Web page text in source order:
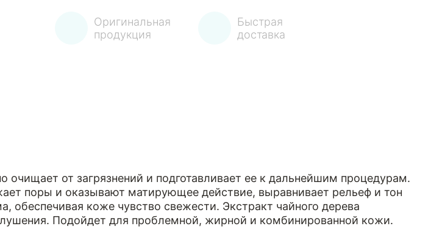
Оригинальная
продукция
Быстрая
доставка
от загрязнений и подготавливает ее к дальнейшим процедурам.
поры и оказывают матирующее действие, выравнивает рельеф и тон
коже чувство свежести. Экстракт чайного дерева
Подойдет для проблемной, жирной и комбинированной кожи.